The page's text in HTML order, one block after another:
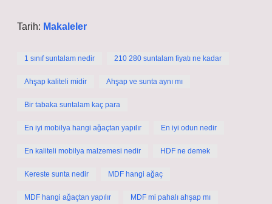
Tarih: Makaleler
1 sınıf suntalam nedir 210 280 suntalam fiyatı ne kadar
Ahşap kaliteli midir Ahşap ve sunta aynı mı
Bir tabaka suntalam kaç para
En iyi mobilya hangi ağaçtan yapılır En iyi odun nedir
En kaliteli mobilya malzemesi nedir HDF ne demek
Kereste sunta nedir MDF hangi ağaç
MDF hangi ağaçtan yapılır MDF mi pahalı ahşap mı